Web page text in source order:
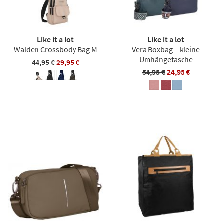
Like it a lot
Walden Crossbody Bag M
44,95 €29,95 €
Like it a lot
Vera Boxbag – kleine
Umhängetasche
54,95 €24,95 €